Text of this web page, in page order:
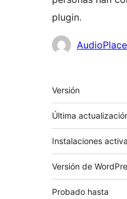
plugin.
Colaboradores
Meta
Versión
Última
Instalaciones
Versión de
Probado hasta